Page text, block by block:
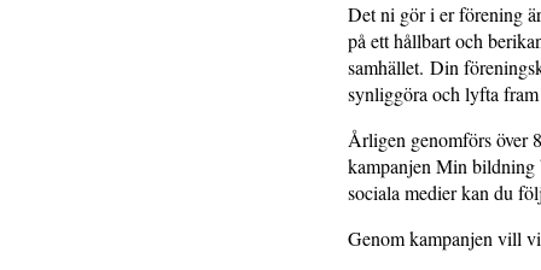
Det ni gör i er förening
på ett hållbart och
samhället. Din
synliggöra och lyfta
Årligen genomförs över
kampanjen Min bildning
sociala medier kan du
Genom kampanjen vill